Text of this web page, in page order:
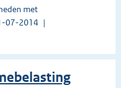
met
07-2014